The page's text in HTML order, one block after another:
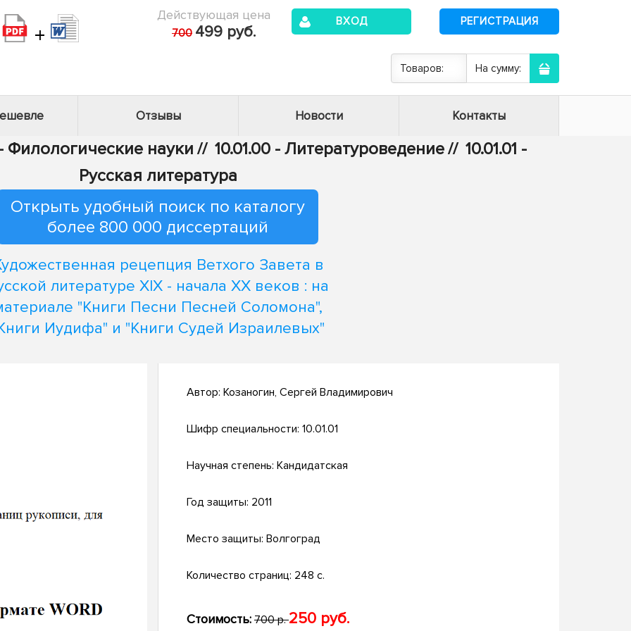
+
Действующая цена
700 499 руб.
ВХОД РЕГИСТРАЦИЯ
Товаров: На сумму:
Отзывы Новости Контакты
Филологические науки // 10.01.00 - Литературоведение// 10.01.01 -
Русская литература
Открыть удобный поиск по каталогу
более 800 000 диссертаций
рецепция Ветхого Завета в
литературе XIX - начала XX веков : на
"Книги Песни Песней Соломона",
Иудифа" и "Книги Судей Израилевых"
Автор: Козаногин, Сергей Владимирович
Шифр специальности: 10.01.01
Научная степень: Кандидатская
Год защиты: 2011
Место защиты: Волгоград
Количество страниц: 248 с.
Стоимость: 700 р.250 руб.